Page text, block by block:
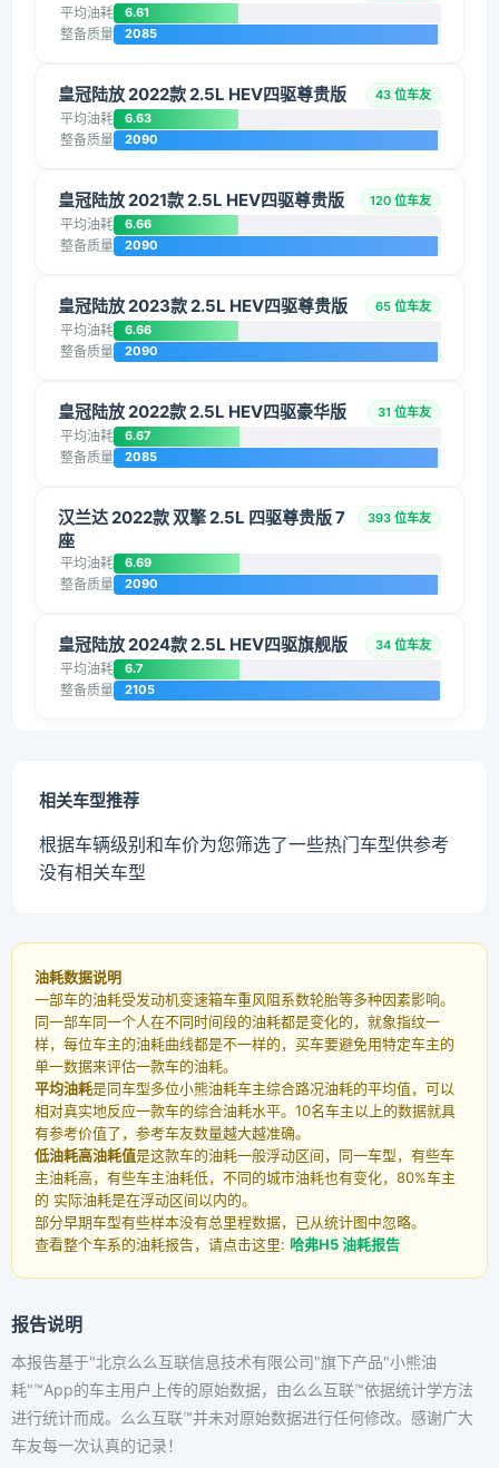
平均油耗 6.61
整备质量 2085
皇冠陆放 2022款 2.5L HEV四驱尊贵版 43 位车友
平均油耗 6.63
整备质量 2090
皇冠陆放 2021款 2.5L HEV四驱尊贵版 120 位车友
平均油耗 6.66
整备质量 2090
皇冠陆放 2023款 2.5L HEV四驱尊贵版 65 位车友
平均油耗 6.66
整备质量 2090
皇冠陆放 2022款 2.5L HEV四驱豪华版 31 位车友
平均油耗 6.67
整备质量 2085
汉兰达 2022款 双擎 2.5L 四驱尊贵版 7
座
393 位车友
平均油耗 6.69
整备质量 2090
皇冠陆放 2024款 2.5L HEV四驱旗舰版 34 位车友
平均油耗 6.7
整备质量 2105
相关车型推荐
根据车辆级别和车价为您筛选了一些热门车型供参考
没有相关车型
油耗数据说明
一部车的油耗受发动机变速箱车重风阻系数轮胎等多种因素影响。
同一部车同一个人在不同时间段的油耗都是变化的，就象指纹一
样，每位车主的油耗曲线都是不一样的，买车要避免用特定车主的
单一数据来评估一款车的油耗。
平均油耗是同车型多位小熊油耗车主综合路况油耗的平均值，可以
相对真实地反应一款车的综合油耗水平。10名车主以上的数据就具
有参考价值了，参考车友数量越大越准确。
低油耗高油耗值是这款车的油耗一般浮动区间，同一车型，有些车
主油耗高，有些车主油耗低，不同的城市油耗也有变化，80%车主
的 实际油耗是在浮动区间以内的。
部分早期车型有些样本没有总里程数据，已从统计图中忽略。
查看整个车系的油耗报告，请点击这里: 哈弗H5 油耗报告
报告说明
本报告基于"北京么么互联信息技术有限公司"旗下产品"小熊油
耗"™App的车主用户上传的原始数据，由么么互联™依据统计学方法
进行统计而成。么么互联™并未对原始数据进行任何修改。感谢广大
车友每一次认真的记录！